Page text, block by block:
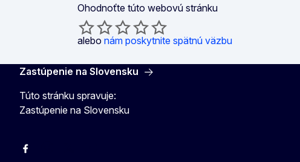
Ohodnoťte túto webovú stránku
alebo nám poskytnite spätnú väzbu
Zastúpenie na Slovensku
Túto stránku spravuje:
Zastúpenie na Slovensku
Facebook